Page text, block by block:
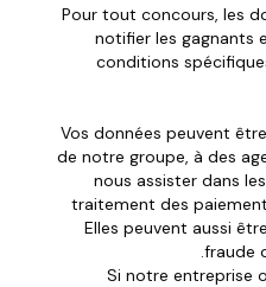
Pour tout concours, les
notifier les gagnants
conditions
Vos données peuvent
de notre groupe, à des
nous assister dans
traitement des
Elles peuvent aussi
fraude
Si notre entreprise